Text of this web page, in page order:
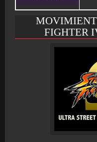
FIGHTER